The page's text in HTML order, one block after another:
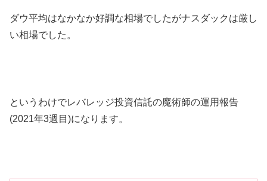
ダウ平均はなかなか好調な相場でしたがナスダックは厳し
い相場でした。
というわけでレバレッジ投資信託の魔術師の運用報告
(2021年3週目)になります。